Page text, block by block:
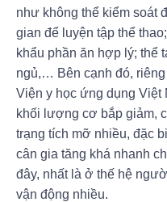
như không thể kiểm soát
gian để luyện tập thể
khẩu phần ăn hợp lý; thể
ngủ,… Bên cạnh đó,
Viện y học ứng dụng Việt
khối lượng cơ bắp giảm,
trạng tích mỡ nhiều, đặc
cân gia tăng khá nhanh
đây, nhất là ở thế hệ
vận động nhiều.